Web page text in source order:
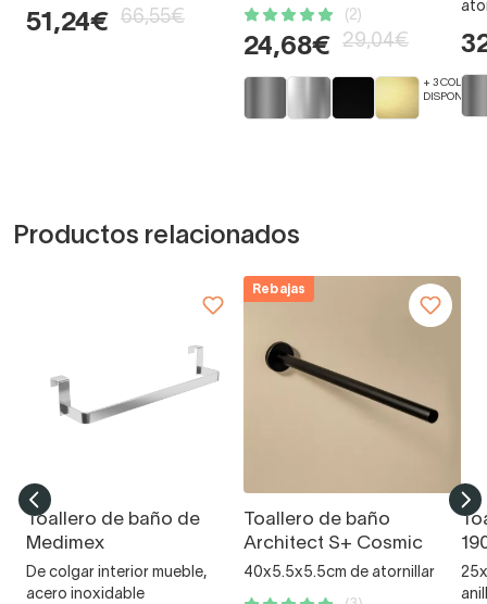
51,24€ 66,55€ (2)
24,68€ 29,04€
+ 3
Productos relacionados
Toallero de baño de
Medimex
De colgar interior mueble,
acero inoxidable
Rebajas
Toallero de baño
Architect S+ Cosmic
40x5.5x5.5cm de atornillar